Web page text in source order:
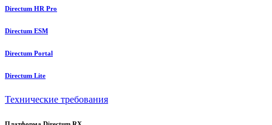
Directum HR Pro
Directum ESM
Directum Portal
Directum Lite
Технические требования